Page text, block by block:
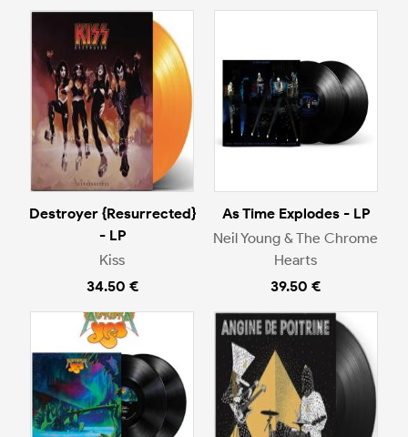
Destroyer {Resurrected}
- LP
Kiss
34.50 €
As Time Explodes - LP
Neil Young & The Chrome
Hearts
39.50 €